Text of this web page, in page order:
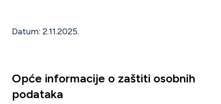
Datum: 2.11.2025.
Opće informacije o zaštiti osobnih
podataka